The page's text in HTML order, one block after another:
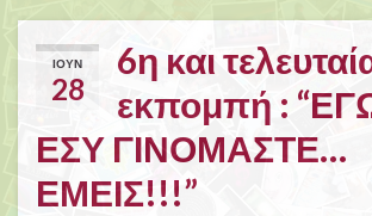
ΙΟΎΝ
28
6η και
εκπομπή :
ΕΣΥ ΓΙΝΟΜΑΣΤΕ…
ΕΜΕΙΣ!!!”